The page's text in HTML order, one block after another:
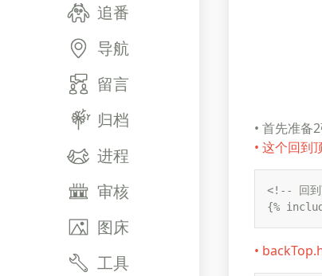
追番
导航
留言
归档
进程
审核
图床
工具
• 首先准备
• 这个回到
<!-- 回到
{%
•